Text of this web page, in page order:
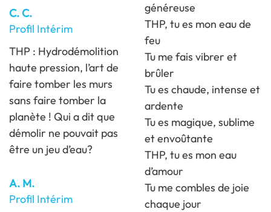
généreuse
THP, tu es mon eau de
feu
Tu me fais vibrer et
brûler
Tu es chaude, intense et
ardente
Tu es magique, sublime
et envoûtante
THP, tu es mon eau
d’amour
Tu me combles de joie
chaque jour
C. C.
Profil Intérim
THP : Hydrodémolition
haute pression, l’art de
faire tomber les murs
sans faire tomber la
planète ! Qui a dit que
démolir ne pouvait pas
être un jeu d’eau?
A. M.
Profil Intérim